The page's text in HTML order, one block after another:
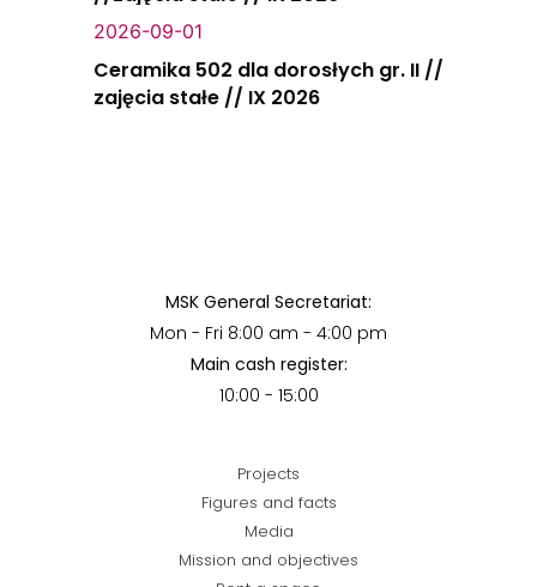
2026-09-01
Ceramika 502 dla dorosłych gr. II //
zajęcia stałe // IX 2026
MSK General Secretariat:
Mon - Fri 8:00 am - 4:00 pm
Main cash register:
10:00 - 15:00
Projects
Figures and facts
Media
Mission and objectives